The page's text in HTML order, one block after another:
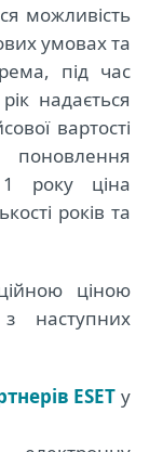
можливість
умовах та
під час
надається
вартості
року ціна
років та
ціною
наступних
ESET у